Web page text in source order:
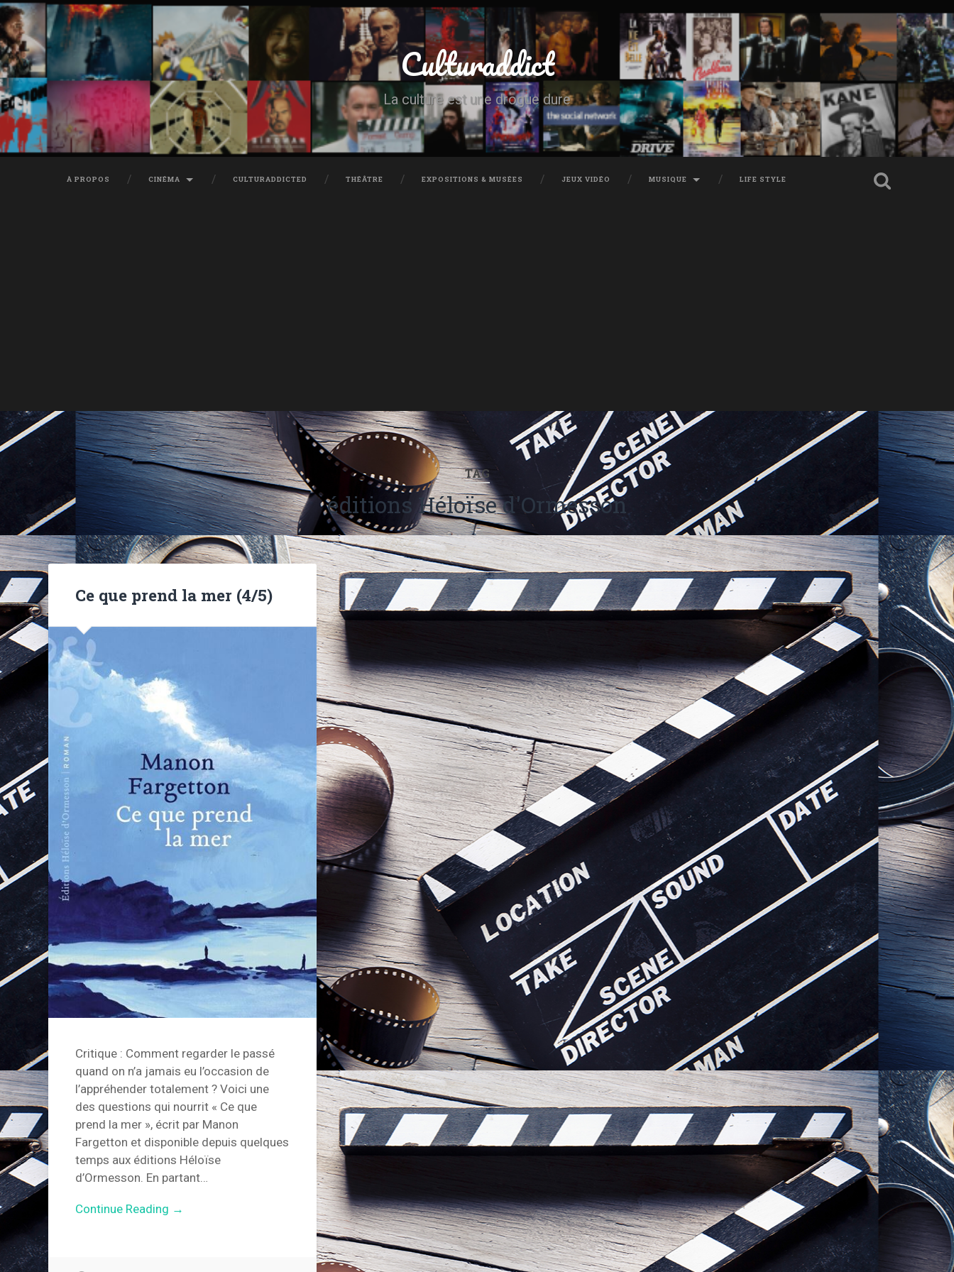
Culturaddict
La culture est une drogue dure
À PROPOS CINÉMA CULTURADDICTED THÉÂTRE EXPOSITIONS & MUSÉES JEUX VIDÉO MUSIQUE LIFE STYLE
TAG
éditions Héloïse d'Ormesson
Ce que prend la mer (4/5)
Critique : Comment regarder le passé
quand on n’a jamais eu l’occasion de
l’appréhender totalement ? Voici une
des questions qui nourrit « Ce que
prend la mer », écrit par Manon
Fargetton et disponible depuis quelques
temps aux éditions Héloïse
d’Ormesson. En partant…
Continue Reading →